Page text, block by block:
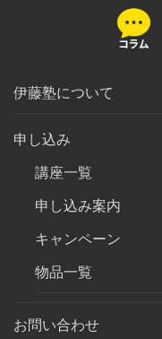
伊藤塾について
申し込み
講座一覧
申し込み案内
キャンペーン
物品一覧
お問い合わせ